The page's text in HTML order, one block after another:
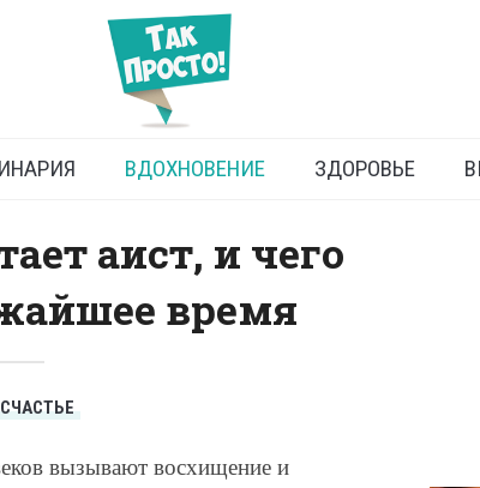
счастье: самые
приметы
ВДОХНОВЕНИЕ ЗДОРОВЬЕ
аист, и чего
время
СЧАСТЬЕ
вызывают восхищение и